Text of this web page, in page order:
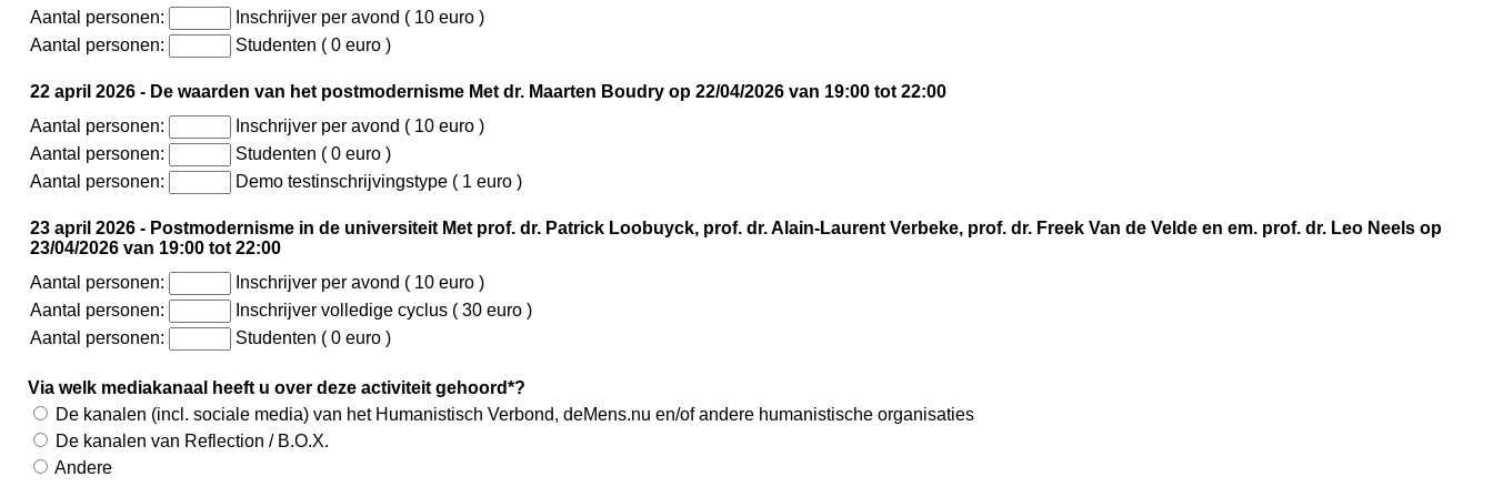
Aantal personen:
Inschrijver per avond ( 10 euro )
Aantal personen:
Studenten ( 0 euro )
22 april 2026 - De waarden van het postmodernisme Met dr. Maarten Boudry op 22/04/2026 van 19:00 tot 22:00
Aantal personen:
Inschrijver per avond ( 10 euro )
Aantal personen:
Studenten ( 0 euro )
Aantal personen:
Demo testinschrijvingstype ( 1 euro )
23 april 2026 - Postmodernisme in de universiteit Met prof. dr. Patrick Loobuyck, prof. dr. Alain-Laurent Verbeke, prof. dr. Freek Van de Velde en em. prof. dr. Leo Neels op
23/04/2026 van 19:00 tot 22:00
Aantal personen:
Inschrijver per avond ( 10 euro )
Aantal personen:
Inschrijver volledige cyclus ( 30 euro )
Aantal personen:
Studenten ( 0 euro )
Via welk mediakanaal heeft u over deze activiteit gehoord*?
De kanalen (incl. sociale media) van het Humanistisch Verbond, deMens.nu en/of andere humanistische organisaties
De kanalen van Reflection / B.O.X.
Andere